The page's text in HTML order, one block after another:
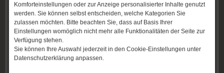
Komforteinstellungen oder zur Anzeige personalisierter Inhalte genutzt
werden. Sie können selbst entscheiden, welche Kategorien Sie
zulassen möchten. Bitte beachten Sie, dass auf Basis Ihrer
Einstellungen womöglich nicht mehr alle Funktionalitäten der Seite zur
Verfügung stehen.
Sie können Ihre Auswahl jederzeit in den Cookie-Einstellungen unter
Datenschutzerklärung anpassen.